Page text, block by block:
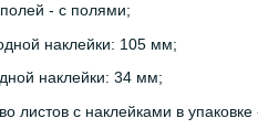
- с полями;
наклейки: 105 мм;
наклейки: 34 мм;
листов с наклейками в